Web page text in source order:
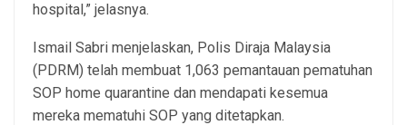
hospital,” jelasnya.
Ismail Sabri menjelaskan, Polis Diraja Malaysia
(PDRM) telah membuat 1,063 pemantauan pematuhan
SOP home quarantine dan mendapati kesemua
mereka mematuhi SOP yang ditetapkan.